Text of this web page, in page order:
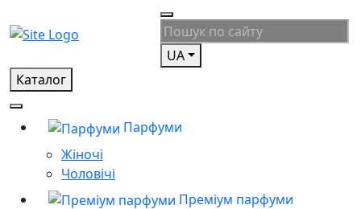
UA
Каталог
Парфуми
Жіночі
Чоловічі
Преміум парфуми